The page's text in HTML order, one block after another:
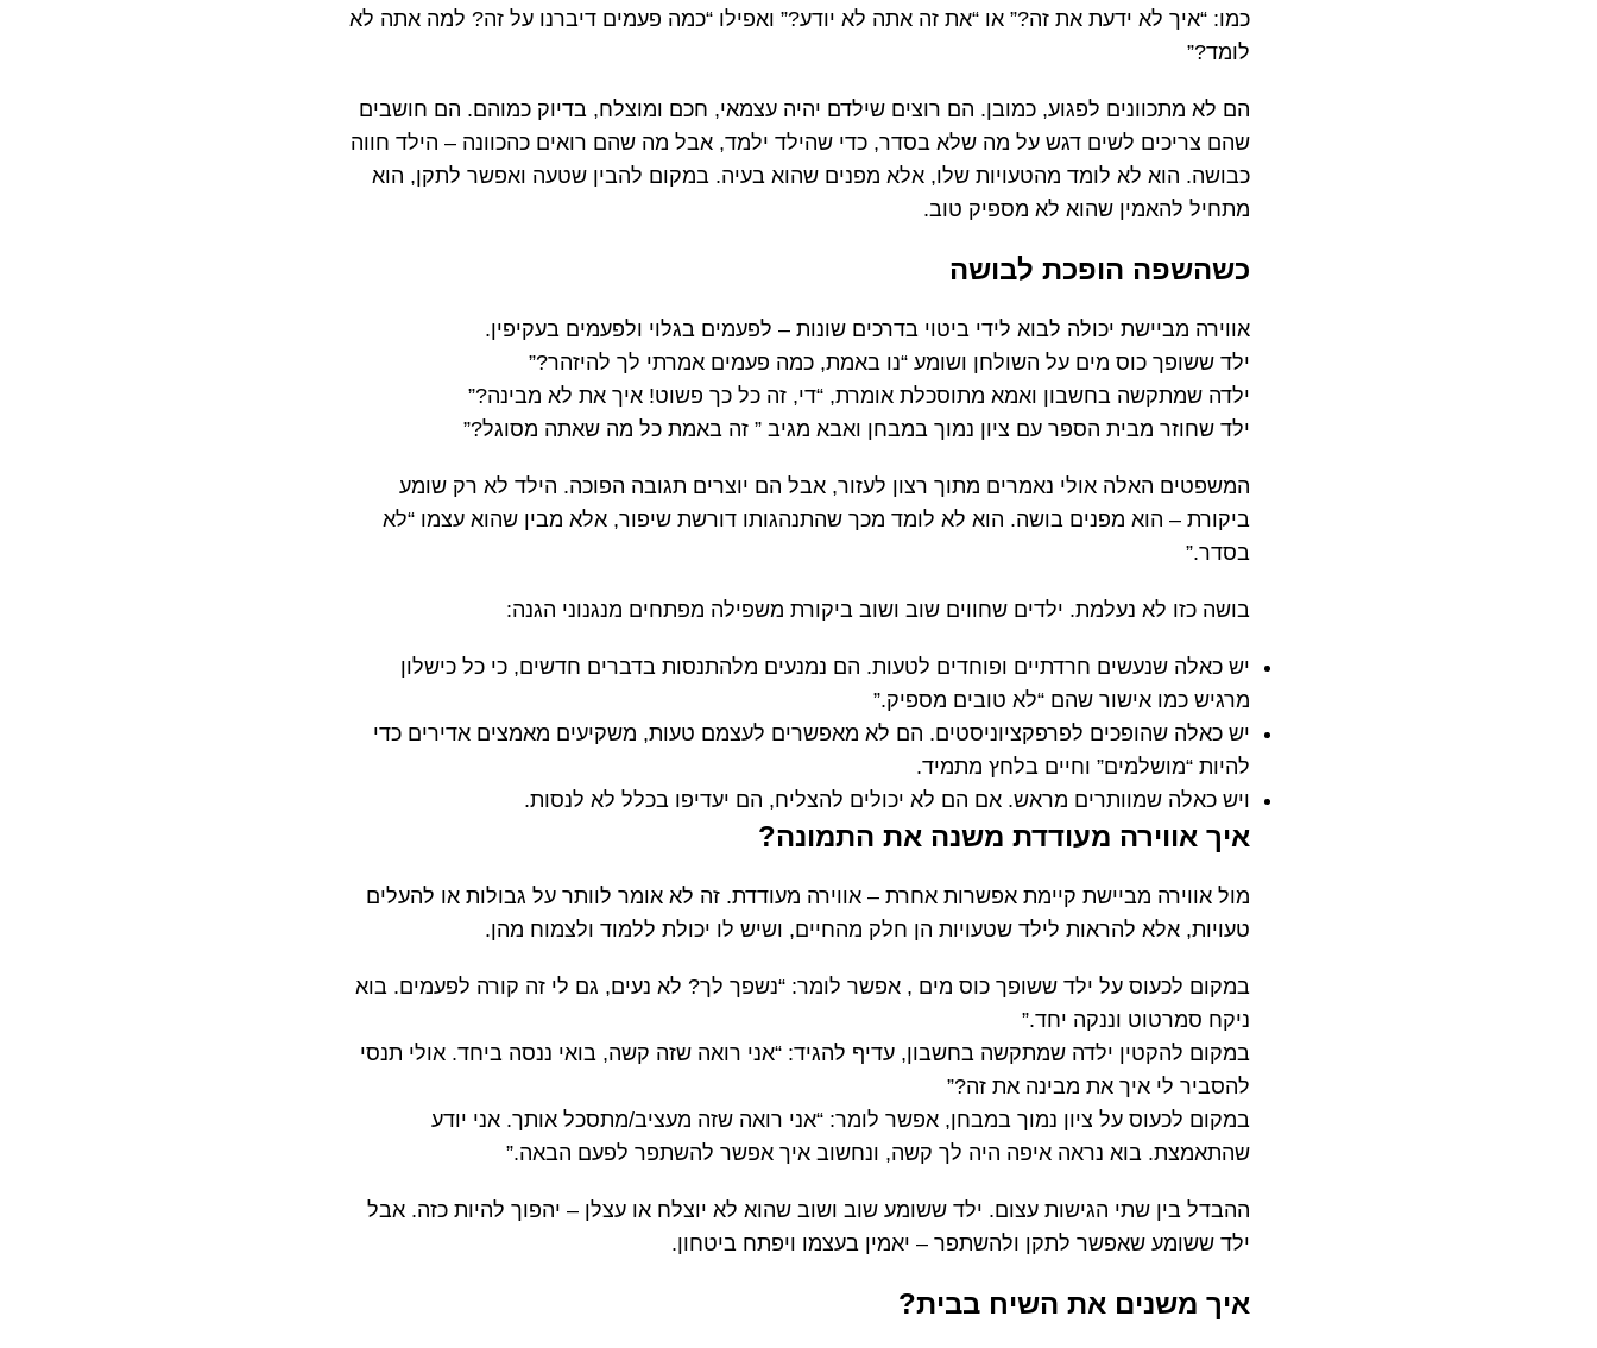
כמו: “איך לא ידעת את זה?” או “את זה אתה לא יודע?” ואפילו “כמה פעמים דיברנו על זה? למה אתה לא
לומד?”
הם לא מתכוונים לפגוע, כמובן. הם רוצים שילדם יהיה עצמאי, חכם ומוצלח, בדיוק כמוהם. הם חושבים
שהם צריכים לשים דגש על מה שלא בסדר, כדי שהילד ילמד, אבל מה שהם רואים כהכוונה – הילד חווה
כבושה. הוא לא לומד מהטעויות שלו, אלא מפנים שהוא בעיה. במקום להבין שטעה ואפשר לתקן, הוא
מתחיל להאמין שהוא לא מספיק טוב.
כשהשפה הופכת לבושה
אווירה מביישת יכולה לבוא לידי ביטוי בדרכים שונות – לפעמים בגלוי ולפעמים בעקיפין.
ילד ששופך כוס מים על השולחן ושומע “נו באמת, כמה פעמים אמרתי לך להיזהר?”
ילדה שמתקשה בחשבון ואמא מתוסכלת אומרת, “די, זה כל כך פשוט! איך את לא מבינה?”
ילד שחוזר מבית הספר עם ציון נמוך במבחן ואבא מגיב ” זה באמת כל מה שאתה מסוגל?”
המשפטים האלה אולי נאמרים מתוך רצון לעזור, אבל הם יוצרים תגובה הפוכה. הילד לא רק שומע
ביקורת – הוא מפנים בושה. הוא לא לומד מכך שהתנהגותו דורשת שיפור, אלא מבין שהוא עצמו “לא
בסדר.”
בושה כזו לא נעלמת. ילדים שחווים שוב ושוב ביקורת משפילה מפתחים מנגנוני הגנה:
יש כאלה שנעשים חרדתיים ופוחדים לטעות. הם נמנעים מלהתנסות בדברים חדשים, כי כל כישלון
מרגיש כמו אישור שהם “לא טובים מספיק.”
יש כאלה שהופכים לפרפקציוניסטים. הם לא מאפשרים לעצמם טעות, משקיעים מאמצים אדירים כדי
להיות “מושלמים” וחיים בלחץ מתמיד.
ויש כאלה שמוותרים מראש. אם הם לא יכולים להצליח, הם יעדיפו בכלל לא לנסות.
איך אווירה מעודדת משנה את התמונה?
מול אווירה מביישת קיימת אפשרות אחרת – אווירה מעודדת. זה לא אומר לוותר על גבולות או להעלים
טעויות, אלא להראות לילד שטעויות הן חלק מהחיים, ושיש לו יכולת ללמוד ולצמוח מהן.
במקום לכעוס על ילד ששופך כוס מים , אפשר לומר: “נשפך לך? לא נעים, גם לי זה קורה לפעמים. בוא
ניקח סמרטוט וננקה יחד.”
במקום להקטין ילדה שמתקשה בחשבון, עדיף להגיד: “אני רואה שזה קשה, בואי ננסה ביחד. אולי תנסי
להסביר לי איך את מבינה את זה?”
במקום לכעוס על ציון נמוך במבחן, אפשר לומר: “אני רואה שזה מעציב/מתסכל אותך. אני יודע
שהתאמצת. בוא נראה איפה היה לך קשה, ונחשוב איך אפשר להשתפר לפעם הבאה.”
ההבדל בין שתי הגישות עצום. ילד ששומע שוב ושוב שהוא לא יוצלח או עצלן – יהפוך להיות כזה. אבל
ילד ששומע שאפשר לתקן ולהשתפר – יאמין בעצמו ויפתח ביטחון.
איך משנים את השיח בבית?